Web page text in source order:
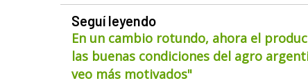
Seguí leyendo
En un cambio rotundo, ahora el
las buenas condiciones del agro
veo más motivados"